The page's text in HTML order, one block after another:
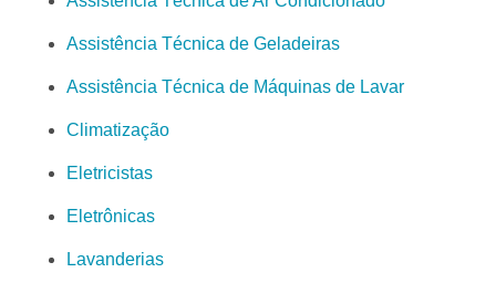
Assistência Técnica de Geladeiras
Assistência Técnica de Máquinas de Lavar
Climatização
Eletricistas
Eletrônicas
Lavanderias